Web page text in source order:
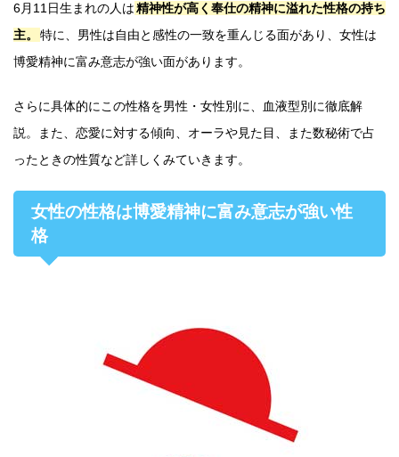
6月11日生まれの人は精神性が高く奉仕の精神に溢れた性格の持ち
主。
特に、男性は自由と感性の一致を重んじる面があり、女性は
博愛精神に富み意志が強い面があります。
さらに具体的にこの性格を男性・女性別に、血液型別に徹底解
説。また、恋愛に対する傾向、オーラや見た目、また数秘術で占
ったときの性質など詳しくみていきます。
女性の性格は博愛精神に富み意志が強い性
格